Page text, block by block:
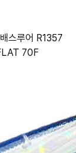
스루어 R1357
70F